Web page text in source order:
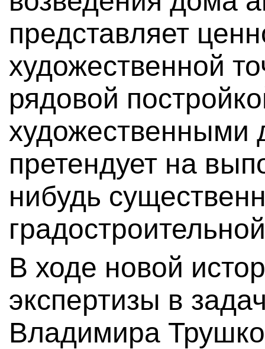
представляет
художественной
рядовой
художественными
претендует на
нибудь
В ходе новой
экспертизы в
Владимира